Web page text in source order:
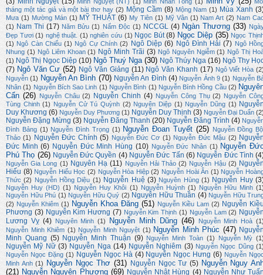
Minh Nguyệt (NT) (1) Minh Nhân Tông (1)
tháng một tác giả và một bài thơ hay (2) Mộng Cầm (8) Mộng Nam (1) Mùa Xanh
Mưa (1) Mường Mán (1) MỸ THUẬT (6) My Tiên (1) Mỹ Vân (1) Nam Art (2) Nam
(1) Nam Thi (17) Năm Bửu (1) Nấm Độc (1) NCCGL (4) Ngàn Thương (33)
Đẹp Tươi (1) nghệ thuật. (1) nghiên cứu (1) Ngọc Bút (8) Ngọc Diệp (35) Ngọc
(1) Ngô Càn Chiểu (1) Ngô Cự Chính (2) Ngô Diệp (6) Ngô Đình Hải (7) Ngô
Nhung (1) Ngô Liêm Khoan (1) Ngô Minh Trãi (3) Ngô Nguyên Ngiễm (1) Ngô Thị
(1) Ngô Thị Ngọc Diệp (10) Ngô Thuý Nga (30) Ngô Thúy Nga (16) Ngô Thy
(7) Ngô Văn Cư (52) Ngô Văn Giảng (11) Ngô Văn Khanh (17) Ngô Viết Hòa
Nguyễn (1) Nguyễn An Bình (70) Nguyễn An Đình (4) Nguyễn Ánh 9 (1) Nguyễn
Nhân (1) Nguyễn Bích Sao Linh (1) Nguyễn Bình (1) Nguyễn Bính Hồng Cầu (2)
Cẩn (26) Nguyễn Châu (2) Nguyễn Chinh (4) Nguyễn Công Thụ (2) Nguyễn
Tùng Chinh (1) Nguyễn Cử Tú Quỳnh (2) Nguyên Diệp (1) Nguyễn Dũng (1)
Duy Khương (6) Nguyễn Duy Phương (1) Nguyễn Duy Thịnh (3) Nguyễn Đại Duẩn
Nguyễn Đặng Mừng (3) Nguyễn Đăng Thanh (20) Nguyễn Đăng Trình (4)
Đình Bảng (1) Nguyễn Đình Trọng (1) Nguyễn Đoan Tuyết (25)
Nguyễn Đồng
Thảo (1) Nguyễn Đức Chính (5) Nguyễn Đức Cơ (1) Nguyễn Đức Mậu (2)
Đức Minh (6) Nguyễn Đức Minh Hùng (10) Nguyễn Đức Nhân (1) Nguyễn
Phú Thọ (26) Nguyễn Đức Quyền (4) Nguyễn Đức Tấn (6) Nguyễn Đức Tình
Nguyễn Gia Long (1) Nguyên Hạ (11) Nguyễn Hải Thảo (2) Nguyễn Hậu (2)
Hiếu (8) Nguyễn Hiếu Học (2) Nguyễn Hòa Hiệp (2) Nguyễn Hoài Ân (1) Nguyễn
Thức (2) Nguyễn Hồng Diệu (1) Nguyễn Huệ (3) Nguyên Hùng (1) Nguyễn Huy
Nguyễn Huy (HD) (1) Nguyễn Huy Khôi (1) Nguyễn Huỳnh (1) Nguyễn Hữu Minh
Nguyễn Hữu Phú (1) Nguyễn Hữu Quý (2) Nguyễn Hữu Thuần (4) Nguyễn Hữu
(2) Nguyễn Khiêm (1) Nguyễn Khoa Đăng (51) Nguyễn Kiều Lam (2) Nguyễn
Phương (3) Nguyễn Kim Hương (7) Nguyễn Kim Thịnh (1) Nguyễn Lam (2)
Lương Vỵ (4) Nguyên Minh (1) Nguyễn Minh Dũng (46) Nguyễn Minh Hoà
Nguyễn Minh Khiêm (1) Nguyễn Minh Nguyệt (1) Nguyễn Minh Phúc (47)
Minh Quang (5) Nguyễn Minh Thuận (9) Nguyễn Minh Toàn (1) Nguyễn Mỳ
Nguyễn Mỹ Nữ (3) Nguyễn Nga (14) Nguyễn Nghiêm (3) Nguyễn Ngọc Dũng
Nguyễn Ngọc Đặng (1) Nguyễn Ngọc Hà (4) Nguyễn Ngọc Hưng (6) Nguyễn
Minh Anh (1) Nguyễn Ngọc Thơ (31) Nguyễn Ngọc Tư (5) Nguyễn Nguy
(21) Nguyễn Nguyên Phượng (69) Nguyễn Nhật Hùng (4) Nguyễn Như